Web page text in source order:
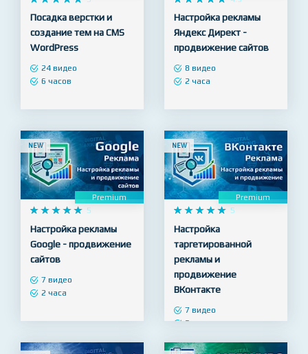
Premium-PLUS
    
     5
создание тем на CMS
WordPress
    
     4.9
Настройка рекламы
Яндекс Директ -
продвижение сайтов
NEW
    
     5
Google - продвижение
сайтов
NEW
    
     5
Настройка
таргетированной
продвижение
7 видео